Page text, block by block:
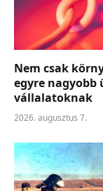
Nem csak
egyre nagyobb
vállalatoknak
2026. augusztus 7.